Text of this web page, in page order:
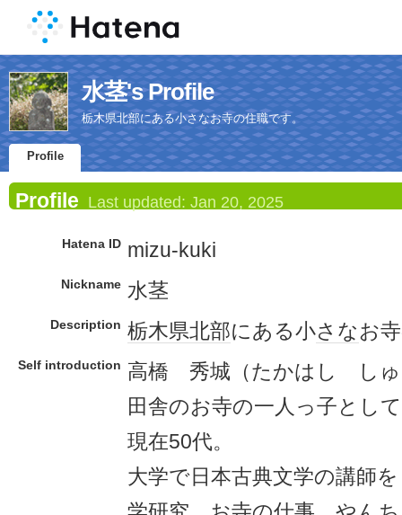
水茎's Profile
栃木県北部にある小さなお寺の住職です。
Profile
Profile Last updated: Jan 20, 2025
Hatena ID mizu-kuki
Nickname 水茎
Description 栃木県北部にある小さなお
Self introduction 高橋 秀城（たかはし しゅ
田舎のお寺の一人っ子とし
現在50代。
大学で日本古典文学の講師